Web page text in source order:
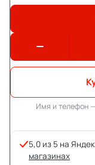
Имя и телефон
5,0 из 5 на
магазинах